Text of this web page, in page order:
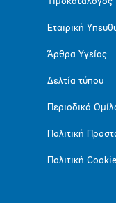
Εταιρική
Άρθρα Υγείας
Δελτία τύπου
Περιοδικά
Πολιτική
Πολιτική